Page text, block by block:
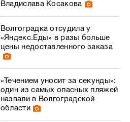
Владислава Косакова
Волгоградка отсудила у
«Яндекс.Еды» в разы больше
цены недоставленного заказа
«Течением уносит за секунды»:
один из самых опасных пляжей
назвали в Волгоградской
области